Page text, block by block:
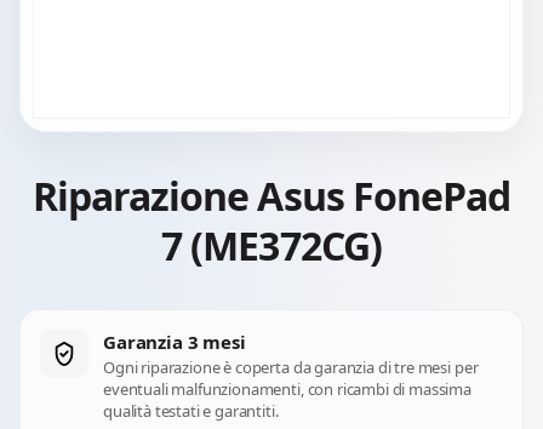
Riparazione Asus FonePad
7 (ME372CG)
Garanzia 3 mesi
Ogni riparazione è coperta da garanzia di tre mesi per
eventuali malfunzionamenti, con ricambi di massima
qualità testati e garantiti.